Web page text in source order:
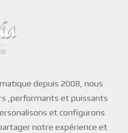
depuis 2008, nous
,performants et puissants
et configurons
notre expérience et